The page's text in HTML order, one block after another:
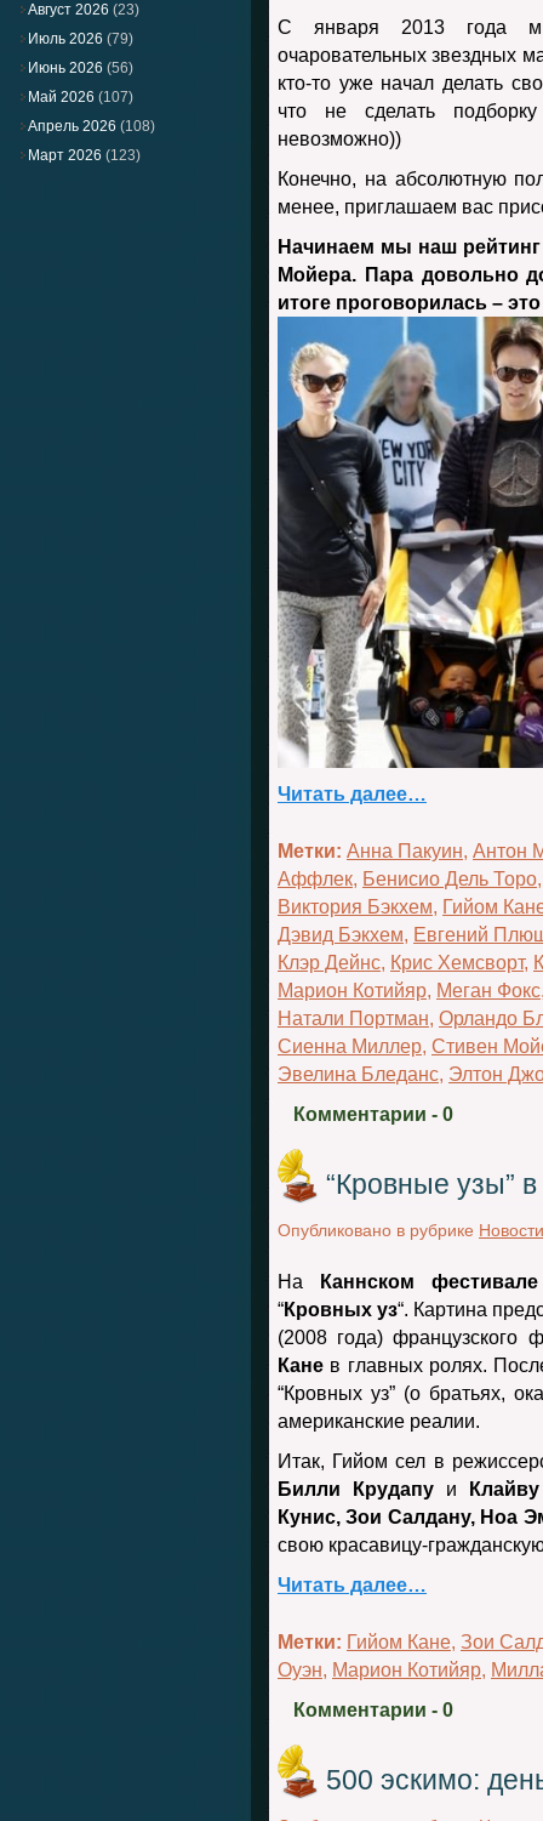
Август 2026 (23)
Июль 2026 (79)
Июнь 2026 (56)
Май 2026 (107)
Апрель 2026 (108)
Март 2026 (123)
С января 2013 года
очаровательных звездных
кто-то уже начал делать
что не сделать
невозможно))
Конечно, на абсолютную
менее, приглашаем вас
Начинаем мы наш
Мойера. Пара довольно
итоге проговорилась –
Читать далее…
Метки: Анна Пакуин, Антон
Аффлек, Бенисио Дель Торо
Виктория Бэкхем, Гийом
Дэвид Бэкхем, Евгений
Клэр Дейнс, Крис Хемсворт,
Марион Котийяр, Меган Фокс
Натали Портман, Орландо
Сиенна Миллер, Стивен
Эвелина Бледанс, Элтон
Комментарии - 0
“Кровные узы”
Опубликовано в рубрике Новости
На Каннском фестивале
“Кровных уз“. Картина
(2008 года)
Кане в главных ролях.
“Кровных уз” (о братьях,
американские реалии.
Итак, Гийом сел в
Билли Крудапу и
Кунис, Зои Салдану, Ноа
свою красавицу-
Читать далее…
Метки: Гийом Кане, Зои
Оуэн, Марион Котийяр,
Комментарии - 0
500 эскимо: